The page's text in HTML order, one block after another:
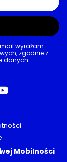
Mobilności
wyrażam
zgodnie z
danych